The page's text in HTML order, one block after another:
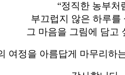
“정직한 농부처
부끄럽지 않은 하루를
그 마음을 그림에 담고
여정을 아름답게 마무리하